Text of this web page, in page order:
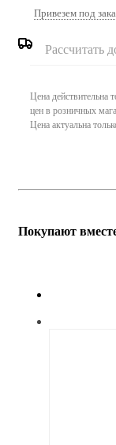
Привезем под
Рассчитать
Цена действительна
цен в розничных
Цена актуальна
Покупают